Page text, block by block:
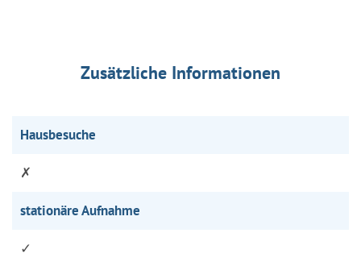
Zusätzliche Informationen
Hausbesuche
✗
stationäre Aufnahme
✓